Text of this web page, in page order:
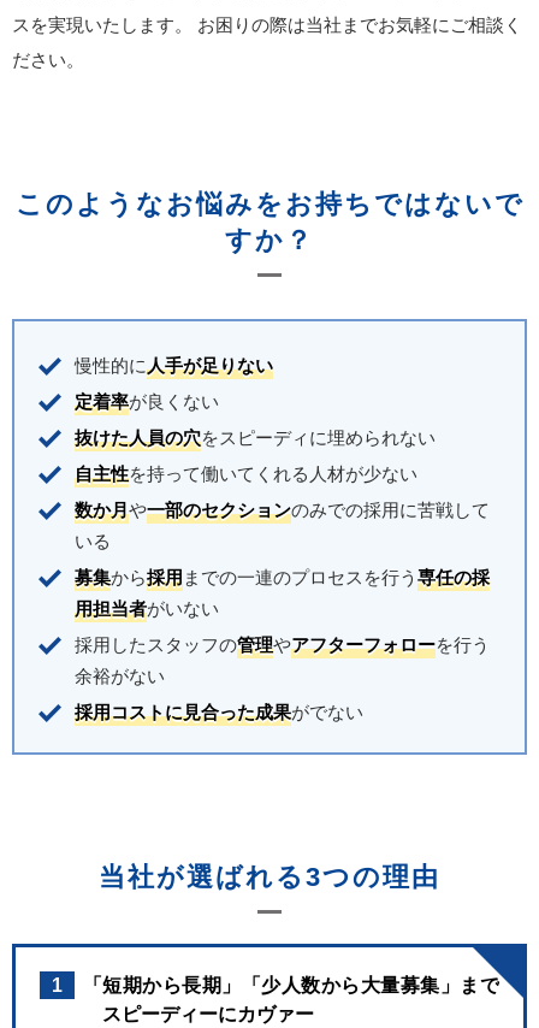
スを実現いたします。
お困りの際は当社までお気軽にご相談く
ださい。
このようなお悩みをお持ちではないで
すか？
慢性的に人手が足りない
定着率が良くない
抜けた人員の穴をスピーディに埋められない
自主性を持って働いてくれる人材が少ない
数か月や一部のセクションのみでの採用に苦戦して
いる
募集から採用までの一連のプロセスを行う 専任の採
用担当者がいない
採用したスタッフの管理やアフターフォローを行う
余裕がない
採用コストに見合った成果がでない
当社が選ばれる3つの理由
1
「短期から長期」「少人数から大量募集」まで
スピーディーにカヴァー